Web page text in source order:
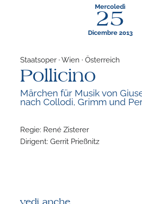
Mercoledì
25
Dicembre 2013
Staatsoper · Wien · Österreich
Pollicino
Märchen für Musik von
nach Collodi, Grimm und
Regie: René Zisterer
Dirigent: Gerrit Prießnitz